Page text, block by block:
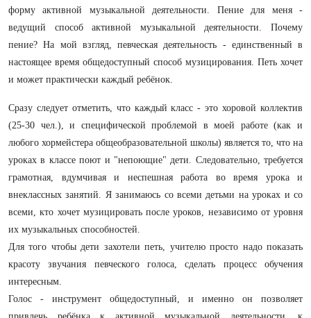
форму активной музыкальной деятельности. Пение для меня -
ведущий способ активной музыкальной деятельности. Почему
пение? На мой взгляд, певческая деятельность - единственный в
настоящее время общедоступный способ музицирования. Петь хочет
и может практически каждый ребёнок.
Сразу следует отметить, что каждый класс - это хоровой коллектив
(25-30 чел.), и специфической проблемой в моей работе (как и
любого хормейстера общеобразовательной школы) является то, что на
уроках в классе поют и "непоющие" дети. Следовательно, требуется
грамотная, вдумчивая и неспешная работа во время урока и
внеклассных занятий. Я занимаюсь со всеми детьми на уроках и со
всеми, кто хочет музицировать после уроков, независимо от уровня
их музыкальных способностей.
Для того чтобы дети захотели петь, учителю просто надо показать
красоту звучания певческого голоса, сделать процесс обучения
интересным.
Голос - инструмент общедоступный, и именно он позволяет